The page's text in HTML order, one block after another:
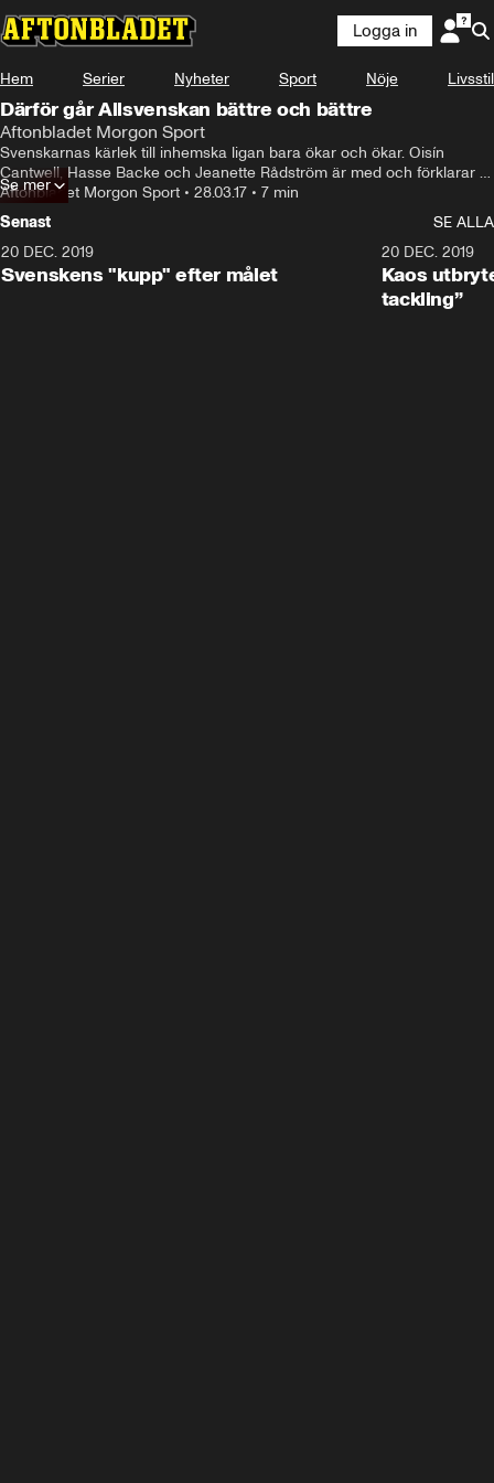
Logga in
Hem Serier Nyheter Sport Nöje Livsstil
Därför går Allsvenskan bättre och bättre
Aftonbladet Morgon Sport
Svenskarnas kärlek till inhemska ligan bara ökar och ökar. Oisín
Cantwell, Hasse Backe och Jeanette Rådström är med och förklarar
varför det bara blir större och större.
Aftonbladet Morgon Sport • 28.03.17 • 7 min
Se mer
Senast
SE ALLA
20 DEC. 2019
Svenskens "kupp" efter målet
20 DEC. 2019
Kaos
tackling”